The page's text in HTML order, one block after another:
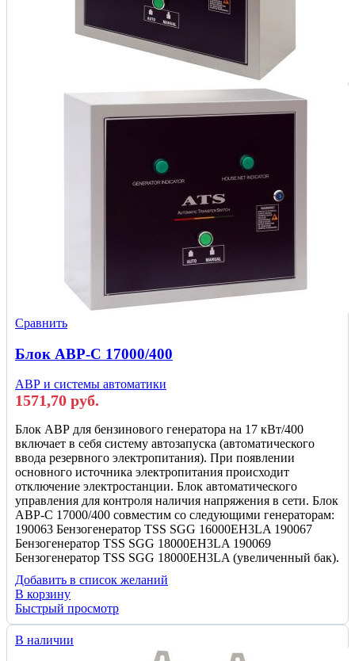
Сравнить
Блок АВР-С 17000/400
АВР и системы автоматики
1571,70 руб.
Блок АВР для бензинового генератора на 17 кВт/400
включает в себя систему автозапуска (автоматического
ввода резервного электропитания). При появлении
основного источника электропитания происходит
отключение электростанции. Блок автоматического
управления для контроля наличия напряжения в сети. Блок
АВР-С 17000/400 совместим со следующими генераторам:
190063 Бензогенератор TSS SGG 16000EH3LA 190067
Бензогенератор TSS SGG 18000EH3LA 190069
Бензогенератор TSS SGG 18000EH3LA (увеличенный бак).
Добавить в список желаний
В корзину
Быстрый просмотр
В наличии